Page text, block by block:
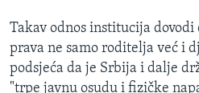
Takav odnos institucija
prava ne samo roditelja već i
podsjeća da je Srbija i dalje
"trpe javnu osudu i fizičke